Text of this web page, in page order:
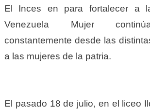
El Inces en para fortalecer a
Venezuela Mujer
constantemente desde las
a las mujeres de la patria.
El pasado 18 de julio, en el liceo